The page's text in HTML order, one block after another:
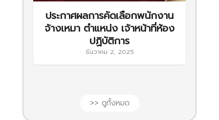
ประกาศผลการคัดเลือกพนักงาน
จ้างเหมา ตำแหน่ง เจ้าหน้าที่ห้อง
ปฏิบัติการ
ธันวาคม 2, 2025
>> ดูทั้งหมด